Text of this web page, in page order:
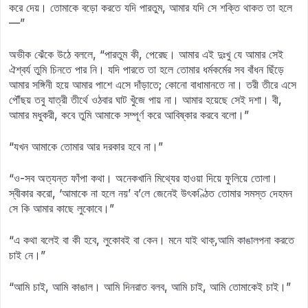
করে দেয়। তোমাকে বড়ো করতে যদি পারতুম, আমার যদি সে শক্তি থাকত তা হলে
—”
অভীক ঝেঁকে উঠে বললে, “পারতুম কী, পেরেছ। আমার এই দুঃখু যে আমার সেই
ঐশ্বর্য তুমি চিনতে পার নি। যদি পারতে তা হলে তোমার ধর্মকর্মের সব বাঁধন ছিঁড়ে
আমার সঙ্গিনী হয়ে আমার পাশে এসে দাঁড়াতে; কোনো বাধামানতে না। তরী তীরে এসে
পৌঁছয় তবু যাত্রী তীর্থে ওঠবার ঘাট খুঁজে পায় না। আমার হয়েছে সেই দশা। বী,
আমার মধুকরী, কবে তুমি আমাকে সম্পূর্ণ করে আবিষ্কার করবে বলো।”
“যখন আমাকে তোমার আর দরকার হবে না।”
“ও-সব অত্যন্ত ফাঁপা কথা। অনেকখানি মিথ্যের হাওয়া দিয়ে ফুলিয়ে তোলা।
স্বীকার করো, ‘আমাকে না হলে নয়’ ব’লে জেনেই উৎকণ্ঠিত তোমার সমস্ত দেহমন
সে কি আমার কাছে লুকোবে।”
“এ কথা বলেই বা কী হবে, লুকোবই বা কেন। মনে যাই থাক্‌,আমি কাঙালপনা করতে
চাই নে।”
“আমি চাই, আমি কাঙাল। আমি দিনরাত বলব, আমি চাই, আমি তোমাকেই চাই।”